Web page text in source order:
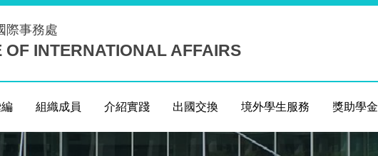
際事務處
OF INTERNATIONAL AFFAIRS
組織成員 介紹實踐 出國交換 境外學生服務 獎助學金